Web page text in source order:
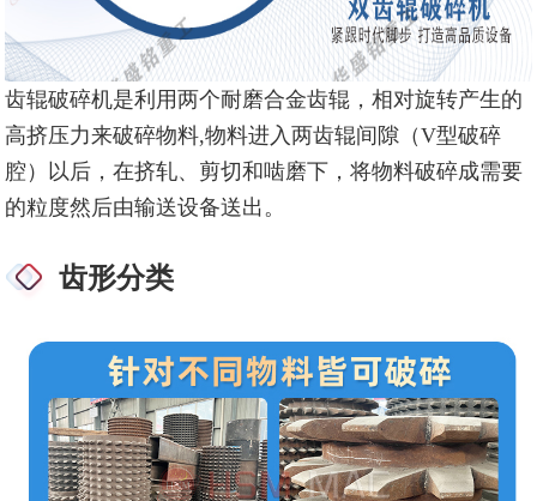
齿辊破碎机是利用两个耐磨合金齿辊，相对旋转产生的
高挤压力来破碎物料,物料进入两齿辊间隙（V型破碎
腔）以后，在挤轧、剪切和啮磨下，将物料破碎成需要
的粒度然后由输送设备送出。
齿形分类